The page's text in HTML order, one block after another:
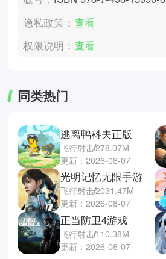
隐私政策：查看
权限说明：查看
同类热门
逃离鸭科夫正版
飞行射击278.07M
更新：2026-08-07
光明记忆无限手游
飞行射击2031.47M
更新：2026-08-07
正当防卫4游戏
飞行射击110.38M
更新：2026-08-07